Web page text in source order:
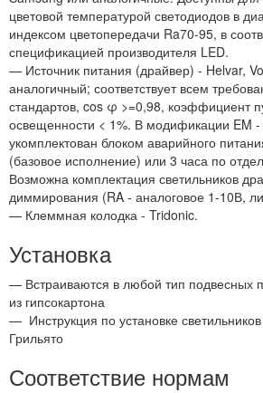
цветовой температурой светодиодов в
индексом цветопередачи Ra70-95, в
спецификацией производителя LED.
— Источник питания (драйвер) - Helvar,
аналогичный; соответствует всем
стандартов, cos φ >=0,98, коэффициент
освещенности < 1%. В модификации EM -
укомплектован блоком аварийного
(базовое исполнение) или 3 часа по
Возможна комплектация светильников
диммирования (RA - аналоговое 1-10В,
— Клеммная колодка - Tridonic.
Установка
— Встраиваются в любой тип подвесных
из гипсокартона
— Инструкция по установке
Грильято
Соответствие нормам